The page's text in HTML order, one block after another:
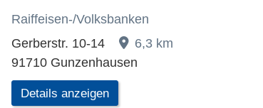
Raiffeisen-/Volksbanken
Gerberstr. 10-14
6,3 km
91710 Gunzenhausen
Details anzeigen